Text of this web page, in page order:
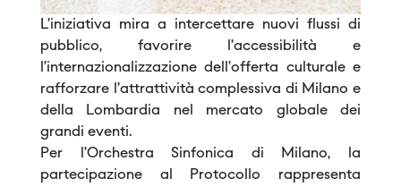
L’iniziativa mira a intercettare nuovi flussi di
pubblico, favorire l’accessibilità e
l’internazionalizzazione dell’offerta culturale e
rafforzare l’attrattività complessiva di Milano e
della Lombardia nel mercato globale dei
grandi eventi.
Per l’Orchestra Sinfonica di Milano, la
partecipazione al Protocollo rappresenta